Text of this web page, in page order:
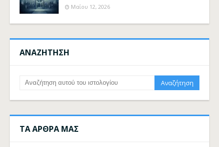
Μαΐου 12, 2026
ΑΝΑΖΗΤΗΣΗ
ΤΑ ΑΡΘΡΑ ΜΑΣ